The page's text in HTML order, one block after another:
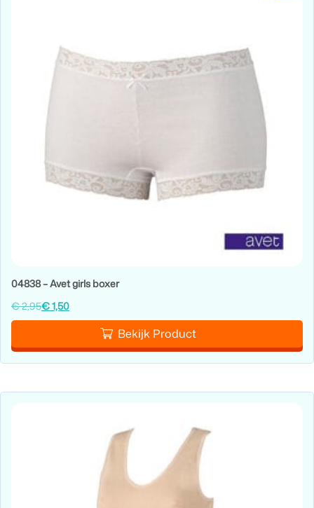
04838 – Avet girls boxer
€2,95€1,50
Bekijk Product